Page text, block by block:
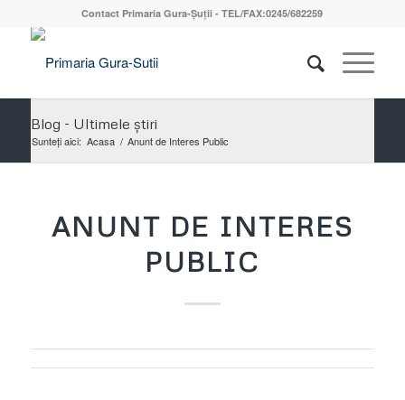
Contact Primaria Gura-Șuții - TEL/FAX:0245/682259
Blog - Ultimele știri
Sunteți aici: Acasa / Anunt de Interes Public
ANUNT DE INTERES
PUBLIC